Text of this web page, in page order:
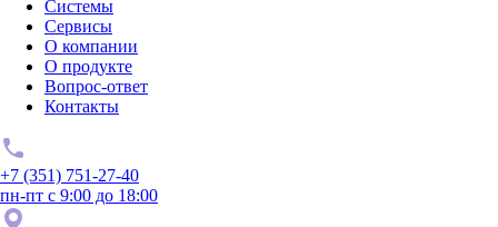
Системы
Сервисы
О компании
О продукте
Вопрос-ответ
Контакты
+7 (351) 751-27-40
пн-пт с 9:00 до 18:00